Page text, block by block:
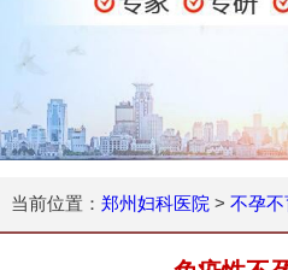
当前位置： 郑州妇科医院 > 不孕不